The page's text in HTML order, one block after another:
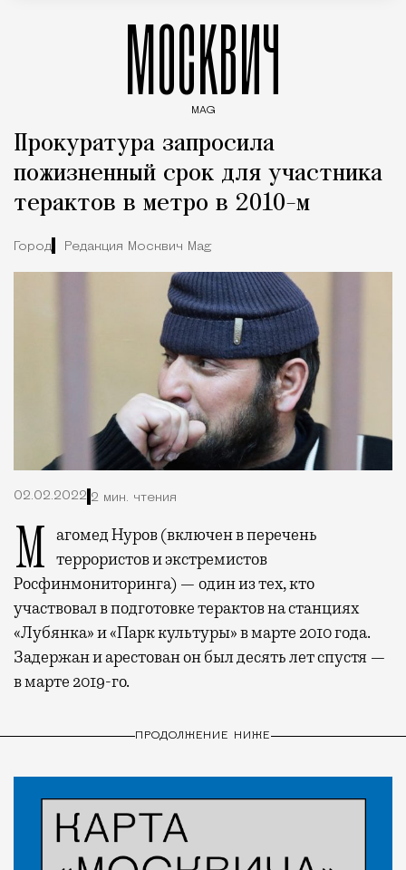
МОСКВИЧ
MAG
Прокуратура запросила
пожизненный срок для участника
терактов в метро в 2010-м
Город Редакция Москвич Mag
02.02.2022 2 мин. чтения
Магомед Нуров (включен в перечень террористов и экстремистов
Росфинмониторинга) — один из тех, кто
участвовал в подготовке терактов на станциях
«Лубянка» и «Парк культуры» в марте 2010 года.
Задержан и арестован он был десять лет спустя —
в марте 2019-го.
ПРОДОЛЖЕНИЕ НИЖЕ